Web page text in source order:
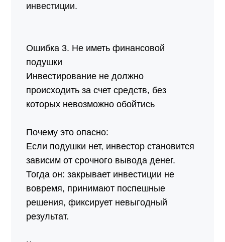
инвестиции.
Ошибка 3. Не иметь финансовой
подушки
Инвестирование не должно
происходить за счет средств, без
которых невозможно обойтись
Почему это опасно:
Если подушки нет, инвестор становится
зависим от срочного вывода денег.
Тогда он: закрывает инвестиции не
вовремя, принимают поспешные
решения, фиксирует невыгодный
результат.